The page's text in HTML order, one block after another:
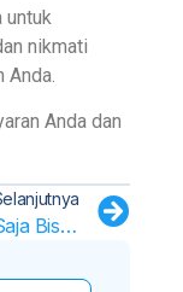
untuk
nikmati
Anda dan
Di Mana Saja Bisa Bayar Tagihan Air? Ini Dia Tempatnya!